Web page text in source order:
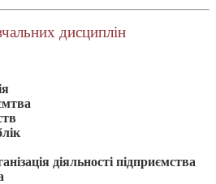
дисциплін
діяльності підприємства